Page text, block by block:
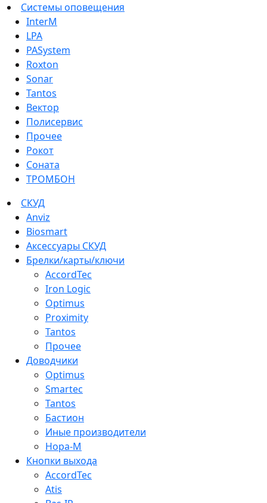
Системы оповещения
InterM
LPA
PASystem
Roxton
Sonar
Tantos
Вектор
Полисервис
Прочее
Рокот
Соната
ТРОМБОН
СКУД
Anviz
Biosmart
Аксессуары СКУД
Брелки/карты/ключи
AccordTec
Iron Logic
Optimus
Proximity
Tantos
Прочее
Доводчики
Optimus
Smartec
Tantos
Бастион
Иные производители
Нора-М
Кнопки выхода
AccordTec
Atis